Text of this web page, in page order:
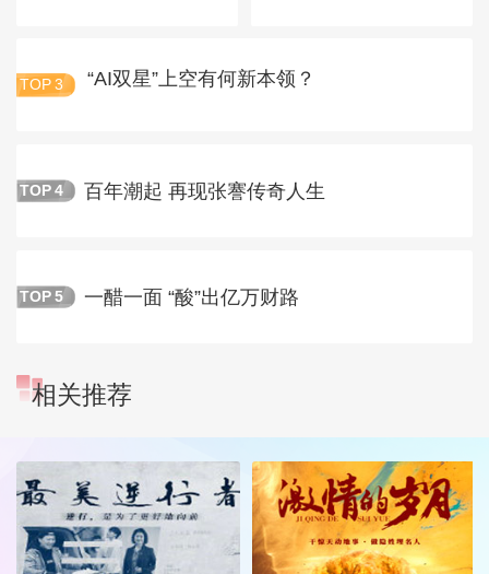
TOP 3 “AI双星”上空有何新本领？
TOP 4 百年潮起 再现张謇传奇人生
TOP 5 一醋一面 “酸”出亿万财路
相关推荐